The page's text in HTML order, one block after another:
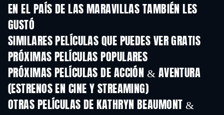
EN EL PAÍS DE LAS MARAVILLAS TAMBIÉN LES
GUSTÓ
SIMILARES PELÍCULAS QUE PUEDES VER GRATIS
PRÓXIMAS PELÍCULAS POPULARES
PRÓXIMAS PELÍCULAS DE ACCIÓN & AVENTURA
(ESTRENOS EN CINE Y STREAMING)
OTRAS PELÍCULAS DE KATHRYN BEAUMONT &